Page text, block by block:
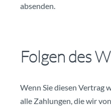
absenden.
Folgen des
Wenn Sie diesen Vertrag
alle Zahlungen, die wir